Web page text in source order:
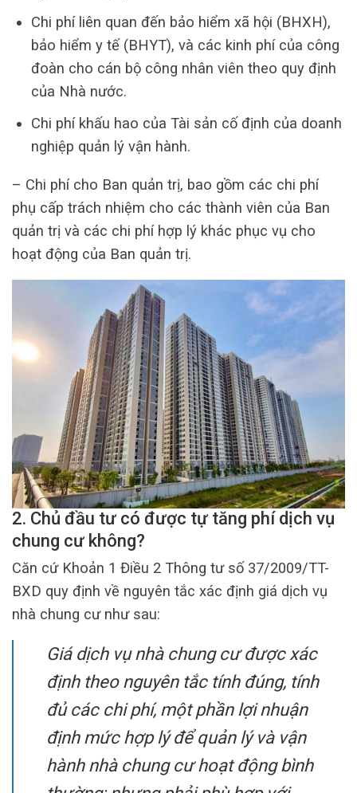
Chi phí liên quan đến bảo hiểm xã hội (BHXH),
bảo hiểm y tế (BHYT), và các kinh phí của công
đoàn cho cán bộ công nhân viên theo quy định
của Nhà nước.
Chi phí khấu hao của Tài sản cố định của doanh
nghiệp quản lý vận hành.
– Chi phí cho Ban quản trị, bao gồm các chi phí
phụ cấp trách nhiệm cho các thành viên của Ban
quản trị và các chi phí hợp lý khác phục vụ cho
hoạt động của Ban quản trị.
2. Chủ đầu tư có được tự tăng phí dịch vụ
chung cư không?
Căn cứ Khoản 1 Điều 2 Thông tư số 37/2009/TT-
BXD quy định về nguyên tắc xác định giá dịch vụ
nhà chung cư như sau:
Giá dịch vụ nhà chung cư được xác
định theo nguyên tắc tính đúng, tính
đủ các chi phí, một phần lợi nhuận
định mức hợp lý để quản lý và vận
hành nhà chung cư hoạt động bình